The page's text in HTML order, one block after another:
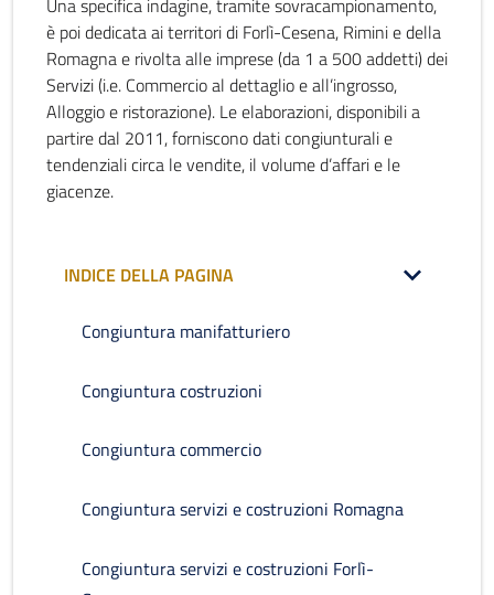
Una specifica indagine, tramite sovracampionamento,
è poi dedicata ai territori di Forlì-Cesena, Rimini e della
Romagna e rivolta alle imprese (da 1 a 500 addetti) dei
Servizi (i.e. Commercio al dettaglio e all’ingrosso,
Alloggio e ristorazione). Le elaborazioni, disponibili a
partire dal 2011, forniscono dati congiunturali e
tendenziali circa le vendite, il volume d’affari e le
giacenze.
INDICE DELLA PAGINA
Congiuntura manifatturiero
Congiuntura costruzioni
Congiuntura commercio
Congiuntura servizi e costruzioni Romagna
Congiuntura servizi e costruzioni Forlì-